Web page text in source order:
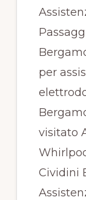
per
visitato
Cividini